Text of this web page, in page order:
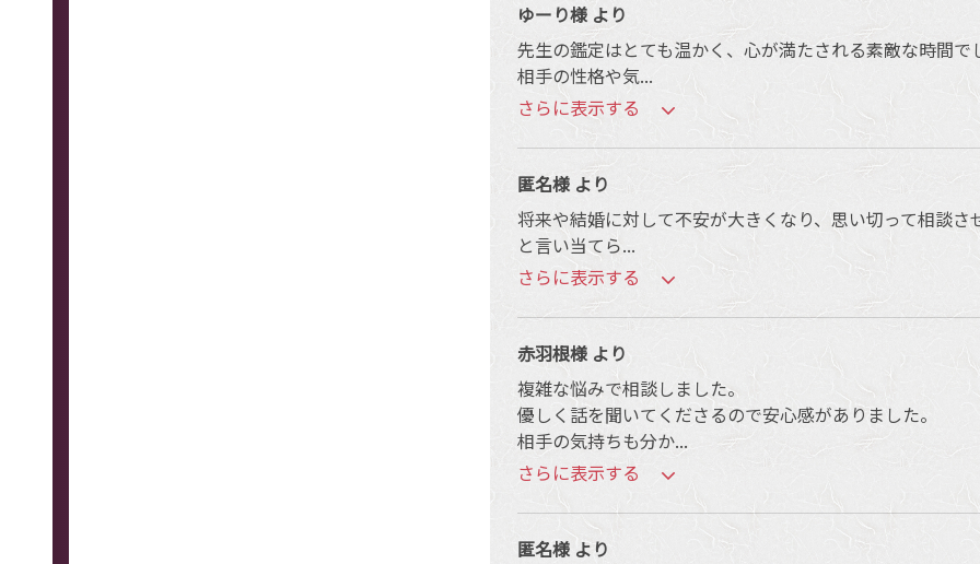
ゆーり様 より
先生の鑑定はとても温かく、心が満たされる素敵な時間
相手の性格や気...
さらに表示する
匿名様 より
将来や結婚に対して不安が大きくなり、思い切って相談
と言い当てら...
さらに表示する
赤羽根様 より
複雑な悩みで相談しました。
優しく話を聞いてくださるので安心感がありました。
相手の気持ちも分か...
さらに表示する
匿名様 より